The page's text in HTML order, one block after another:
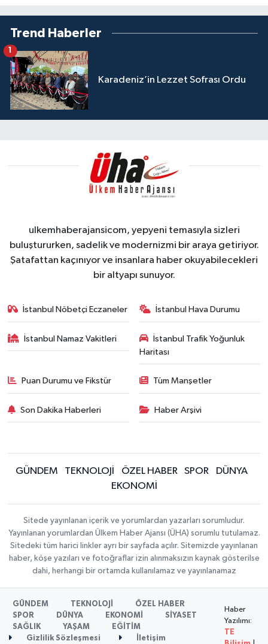
Trend Haberler
Karadeniz’in Lezzet Sofrası Ordu
1
ulkemhaberajansicom, yepyeni temasıyla sizleri
buluştururken, sadelik ve modernizmi bir araya getiriyor.
Şatafattan kaçınıyor ve insanlara haber okuyabilecekleri
bir altyapı sunuyor.
İstanbul Nöbetçi Eczaneler İstanbul Hava Durumu
İstanbul Namaz Vakitleri
İstanbul Trafik Yoğunluk
Haritası
Puan Durumu ve Fikstür Tüm Manşetler
Son Dakika Haberleri Haber Arşivi
GÜNDEM TEKNOLOJİ ÖZEL HABER SPOR
DÜNYA
EKONOMİ
Sitede yayınlanan içerik ve yorumlardan yazarları sorumludur.
Yayınlanan yorumlardan Ülkem Haber Ajansı (ÜHA) sorumlu tutulamaz.
Sitedeki tüm harici linkler ayrı bir sayfada açılır. Sitemizde yayınlanan
haber, köşe yazıları ve fotoğraflar izin alınmaksızın kaynak gösterilse
dahi, herhangi bir ortamda kullanılamaz ve yayınlanamaz
GÜNDEM TEKNOLOJİ
ÖZEL HABER
SPOR
DÜNYA EKONOMİ
SİYASET
SAĞLIK
YAŞAM
EĞİTİM
Gizlilik Sözleşmesi
İletişim
Haber
Yazılımı:
TE